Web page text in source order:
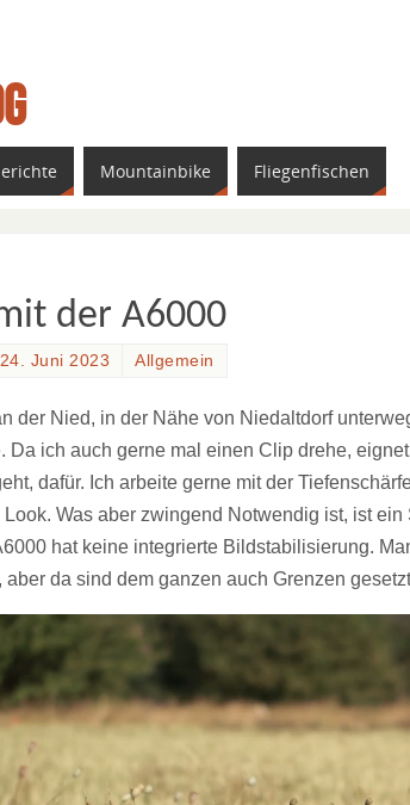
Mountainbike Fliegenfischen
der A6000
24. Juni 2023 Allgemein
der Nied, in der Nähe von Niedaltdorf
Da ich auch gerne mal einen Clip drehe,
dafür. Ich arbeite gerne mit der
Was aber zwingend Notwendig ist, ist
hat keine integrierte Bildstabilisierung.
aber da sind dem ganzen auch Grenzen